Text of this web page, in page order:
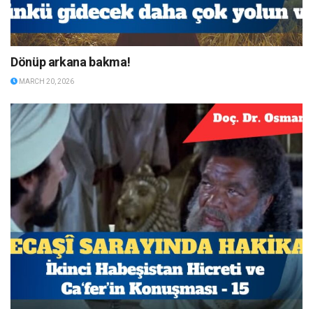
Dönüp arkana bakma!
MARCH 20, 2026